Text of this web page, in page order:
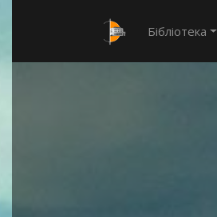
Бібліотека